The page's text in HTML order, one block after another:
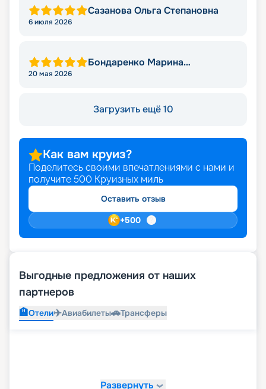
Сазанова Ольга Степановна
6 июля 2026
Бондаренко Марина
20 мая 2026
Загрузить ещё 10
Как вам круиз?
Поделитесь своими впечатлениями с нами и
получите 500 Круизных миль
Оставить отзыв
+500
Выгодные предложения от наших
партнеров
🏨Отели✈️Авиабилеты🚗Трансферы
Развернуть